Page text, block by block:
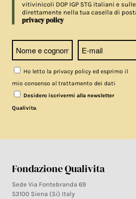
vitivinicoli DOP IGP STG italiani e
direttamente nella tua casella di
privacy policy
Ho letto la privacy policy ed esprimo il
mio consenso al trattamento dei dati
Desidero iscrivermi alla newsletter
Qualivita.
Fondazione Qualivita
Sede Via Fontebranda 69
53100 Siena (Si) Italy